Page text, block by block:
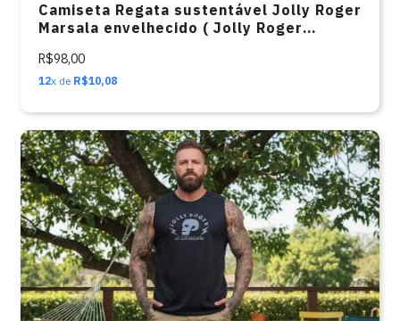
Camiseta Regata sustentável Jolly Roger
Marsala envelhecido ( Jolly Roger
R$98,00
12x de R$10,08